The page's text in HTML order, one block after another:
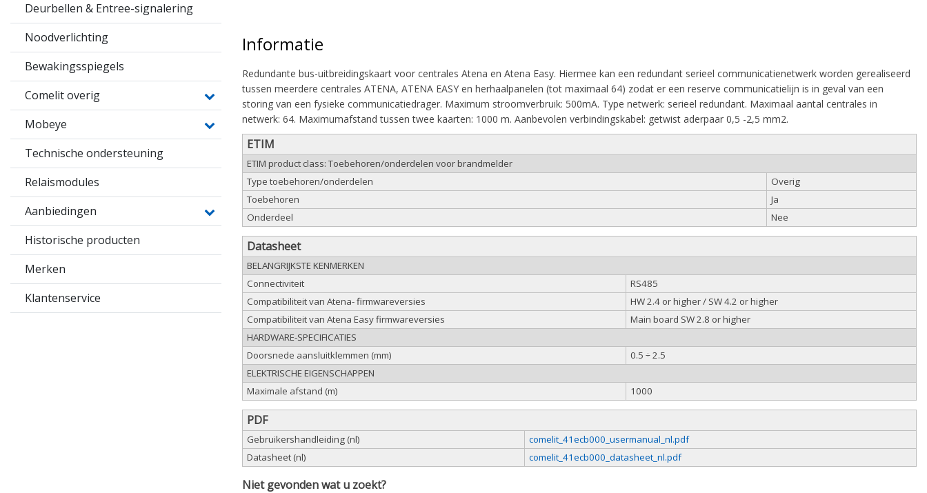
Deurbellen & Entree-signalering
Noodverlichting
Bewakingsspiegels
Comelit overig
Mobeye
Technische ondersteuning
Relaismodules
Aanbiedingen
Historische producten
Merken
Klantenservice
Informatie
Redundante bus-uitbreidingskaart voor centrales Atena en Atena Easy. Hiermee kan een redundant serieel communicatienetwerk worden gerealiseerd
tussen meerdere centrales ATENA, ATENA EASY en herhaalpanelen (tot maximaal 64) zodat er een reserve communicatielijn is in geval van een
storing van een fysieke communicatiedrager. Maximum stroomverbruik: 500mA. Type netwerk: serieel redundant. Maximaal aantal centrales in
netwerk: 64. Maximumafstand tussen twee kaarten: 1000 m. Aanbevolen verbindingskabel: getwist aderpaar 0,5 -2,5 mm2.
ETIM
ETIM product class: Toebehoren/onderdelen voor brandmelder
Type toebehoren/onderdelen
Overig
Toebehoren
Ja
Onderdeel
Nee
Datasheet
BELANGRIJKSTE KENMERKEN
Connectiviteit
RS485
Compatibiliteit van Atena- firmwareversies
HW 2.4 or higher / SW 4.2 or higher
Compatibiliteit van Atena Easy firmwareversies
Main board SW 2.8 or higher
HARDWARE-SPECIFICATIES
Doorsnede aansluitklemmen (mm)
0.5 ÷ 2.5
ELEKTRISCHE EIGENSCHAPPEN
Maximale afstand (m)
1000
PDF
Gebruikershandleiding (nl)
comelit_41ecb000_usermanual_nl.pdf
Datasheet (nl)
comelit_41ecb000_datasheet_nl.pdf
Niet gevonden wat u zoekt?